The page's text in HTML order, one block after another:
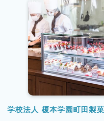
学校法人 榎本学園町田製